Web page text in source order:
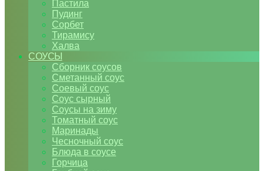
Пастила
Пудинг
Сорбет
Тирамису
Халва
СОУСЫ
Сборник соусов
Сметанный соус
Соевый соус
Соус сырный
Соусы на зиму
Томатный соус
Маринады
Чесночный соус
Блюда в соусе
Горчица